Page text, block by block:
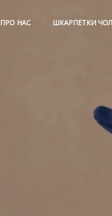
ПРО НАС ШКАРПЕТКИ